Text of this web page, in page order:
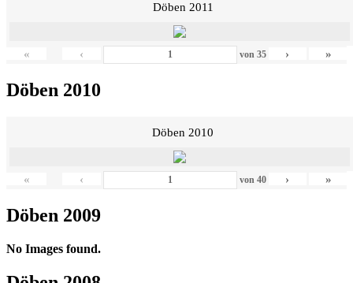
Döben 2011
« ‹ von 35 › »
Döben 2010
Döben 2010
« ‹ von 40 › »
Döben 2009
No Images found.